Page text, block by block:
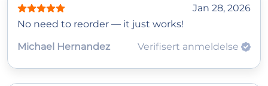
Jan 28, 2026
No need to reorder — it just works!
Michael Hernandez
Verifisert anmeldelse